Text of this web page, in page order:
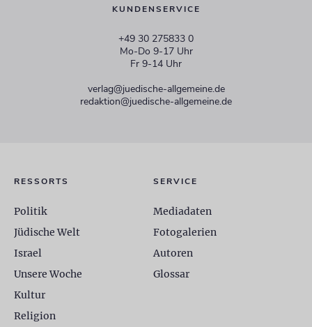
KUNDENSERVICE
+49 30 275833 0
Mo-Do 9-17 Uhr
Fr 9-14 Uhr
verlag@juedische-allgemeine.de
redaktion@juedische-allgemeine.de
RESSORTS
Politik
Jüdische Welt
Israel
Unsere Woche
Kultur
Religion
SERVICE
Mediadaten
Fotogalerien
Autoren
Glossar